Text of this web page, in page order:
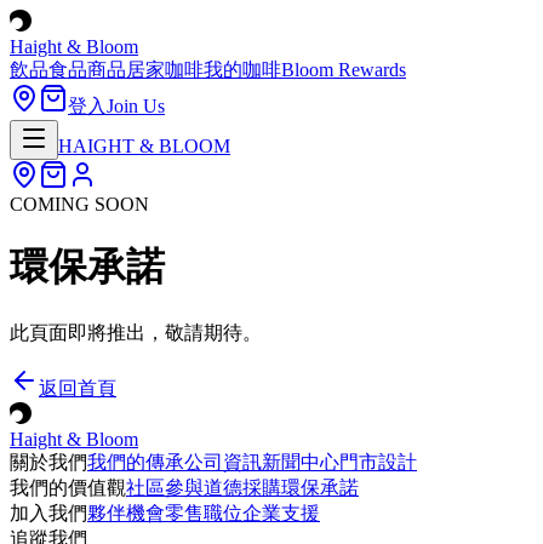
Haight & Bloom
飲品食品商品居家咖啡我的咖啡Bloom Rewards
登入Join Us
HAIGHT & BLOOM
COMING SOON
環保承諾
此頁面即將推出，敬請期待。
返回首頁
Haight & Bloom
關於我們我們的傳承公司資訊新聞中心門市設計
我們的價值觀社區參與道德採購環保承諾
加入我們夥伴機會零售職位企業支援
追蹤我們